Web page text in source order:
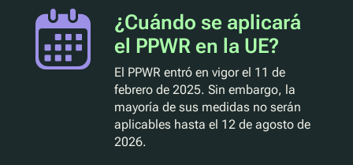
¿Cuándo se aplicará
el PPWR en la UE?
El PPWR entró en vigor el 11 de
febrero de 2025. Sin embargo, la
mayoría de sus medidas no serán
aplicables hasta el 12 de agosto de
2026.